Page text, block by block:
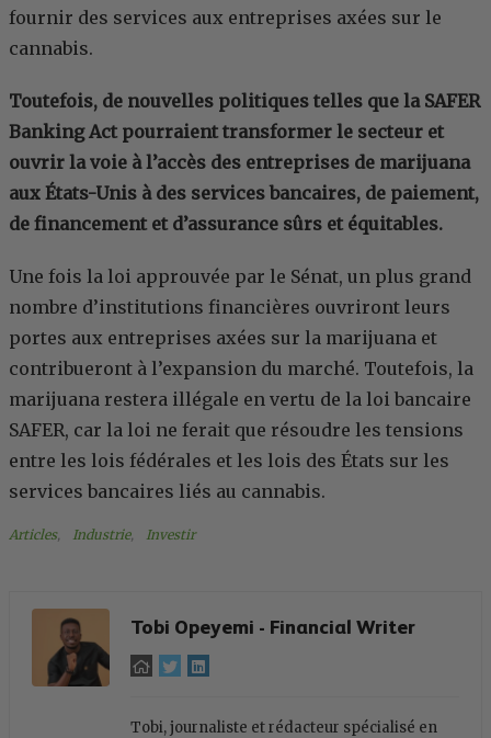
fournir des services aux entreprises axées sur le
cannabis.
Toutefois, de nouvelles politiques telles que la SAFER
Banking Act pourraient transformer le secteur et
ouvrir la voie à l’accès des entreprises de marijuana
aux États-Unis à des services bancaires, de paiement,
de financement et d’assurance sûrs et équitables.
Une fois la loi approuvée par le Sénat, un plus grand
nombre d’institutions financières ouvriront leurs
portes aux entreprises axées sur la marijuana et
contribueront à l’expansion du marché. Toutefois, la
marijuana restera illégale en vertu de la loi bancaire
SAFER, car la loi ne ferait que résoudre les tensions
entre les lois fédérales et les lois des États sur les
services bancaires liés au cannabis.
Articles, Industrie, Investir
Tobi Opeyemi - Financial Writer
Tobi, journaliste et rédacteur spécialisé en